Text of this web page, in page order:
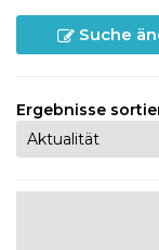
Suche
Ergebnisse